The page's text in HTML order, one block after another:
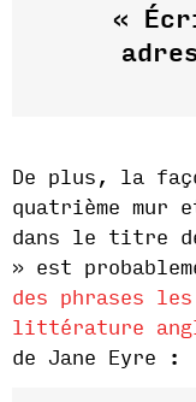
«
De plus, la
quatrième mur
dans le titre de
» est
des phrases
littérature
de Jane Eyre :